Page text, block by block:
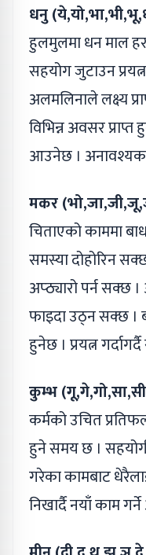
धनु
हुलमुलमा धन माल
सहयोग जुटाउन
अलमलिनाले लक्ष्य
विभिन्न अवसर
आउनेछ । अनावश्यक
मकर
चिताएको काममा
समस्या दोहोरिन
अप्ठ्यारो पर्न सक्छ ।
फाइदा उठ्न सक्छ ।
हुनेछ । प्रयत्न
कुम्भ
कर्मको उचित
हुने समय छ ।
गरेका कामबाट
निखार्दै नयाँ काम